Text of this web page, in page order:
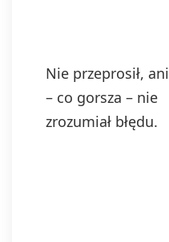
Nie przeprosił, ani
– co gorsza – nie
zrozumiał błędu.